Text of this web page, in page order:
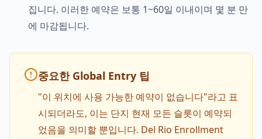
집니다. 이러한 예약은 보통 1~60일 이내이며 몇 분 만
에 마감됩니다.
중요한 Global Entry 팁
"이 위치에 사용 가능한 예약이 없습니다"라고 표
시되더라도, 이는 단지 현재 모든 슬롯이 예약되
었음을 의미할 뿐입니다. Del Rio Enrollment